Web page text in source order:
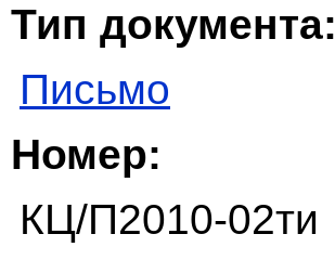
Тип документа:
Письмо
Номер:
КЦ/П2010-02ти